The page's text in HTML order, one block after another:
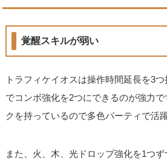
覚醒スキルが弱い
トラフィケイオスは操作時間延長を3
でコンボ強化を2つにできるのが強力
クを持っているので多色パーティで活
また、火、木、光ドロップ強化を1つ